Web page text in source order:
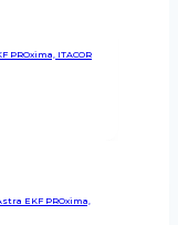
PROxima, ITACOR
EKF PROxima,